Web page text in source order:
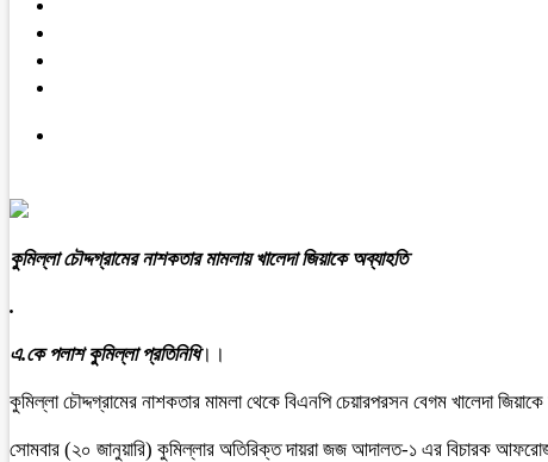
কুমিল্লা চ‍ৌদ্দগ্রামের নাশকতার মামলায় খালেদা জিয়াকে অব্যাহতি
.
এ.কে পলাশ কুমিল্লা প্রতিনিধি।।
কুমিল্লা চৌদ্দগ্রামের নাশকতার মামলা থেকে বিএনপি চেয়ারপরসন বেগম খালেদা
সোমবার (২০ জানুয়ারি) কুমিল্লার অতিরিক্ত দায়রা জজ আদালত-১ এর বিচারক